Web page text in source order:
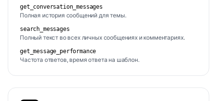
get_conversation_messages
Полная история сообщений для темы.
search_messages
Полный текст во всех личных сообщениях и комментариях.
get_message_performance
Частота ответов, время ответа на шаблон.